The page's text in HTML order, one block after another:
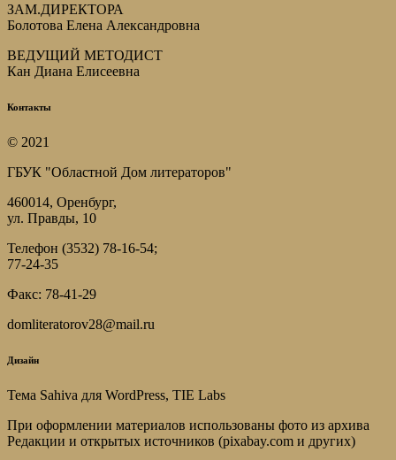
ЗАМ.ДИРЕКТОРА
Болотова Елена Александровна
ВЕДУЩИЙ МЕТОДИСТ
Кан Диана Елисеевна
Контакты
© 2021
ГБУК "Областной Дом литераторов"
460014, Оренбург,
ул. Правды, 10
Телефон (3532) 78-16-54;
77-24-35
Факс: 78-41-29
domliteratorov28@mail.ru
Дизайн
Тема Sahiva для WordPress, TIE Labs
При оформлении материалов использованы фото из архива
Редакции и открытых источников (pixabay.com и других)